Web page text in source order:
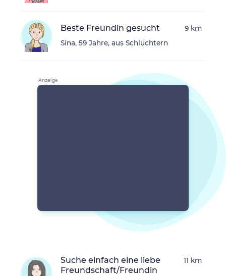
Beste Freundin gesucht
Sina, 59 Jahre, aus Schlüchtern
9 km
Suche einfach eine liebe
Freundschaft/Freundin
11 km